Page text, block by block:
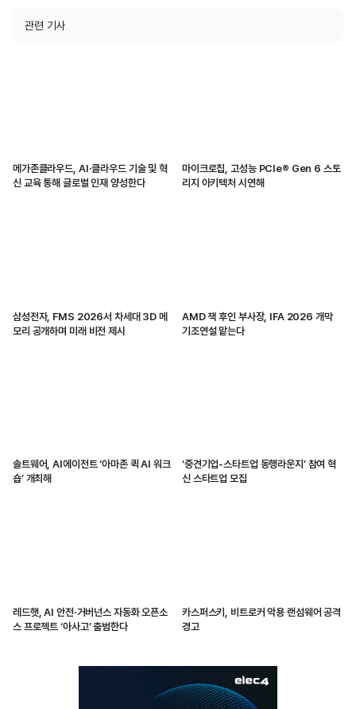
관련 기사
메가존클라우드, AI·클라우드 기술 및 혁
신 교육 통해 글로벌 인재 양성한다
마이크로칩, 고성능 PCIe® Gen 6 스토
리지 아키텍처 시연해
삼성전자, FMS 2026서 차세대 3D 메
모리 공개하며 미래 비전 제시
AMD 잭 후인 부사장, IFA 2026 개막
기조연설 맡는다
솔트웨어, AI에이전트 ‘아마존 퀵 AI 워크
숍’ 개최해
‘중견기업-스타트업 동행라운지’ 참여 혁
신 스타트업 모집
레드햇, AI 안전·거버넌스 자동화 오픈소
스 프로젝트 ‘아사고’ 출범한다
카스퍼스키, 비트로커 악용 랜섬웨어 공격
경고